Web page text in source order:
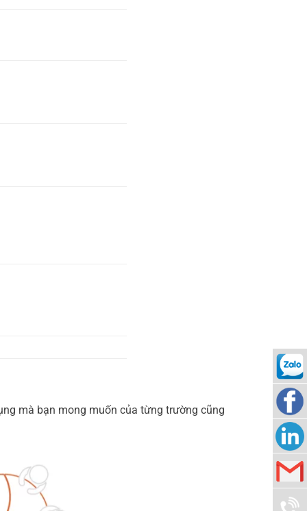
mà bạn mong muốn của từng trường cũng
Nam
Thuy
Corp
Nam
Thuy